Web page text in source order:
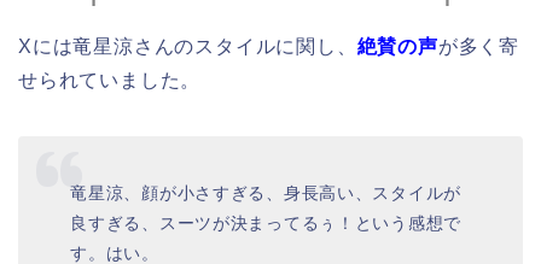
Xには竜星涼さんのスタイルに関し、 絶賛の声が多く寄
せられていました。
竜星涼、顔が小さすぎる、身長高い、スタイルが
良すぎる、スーツが決まってるぅ！という感想で
す。はい。